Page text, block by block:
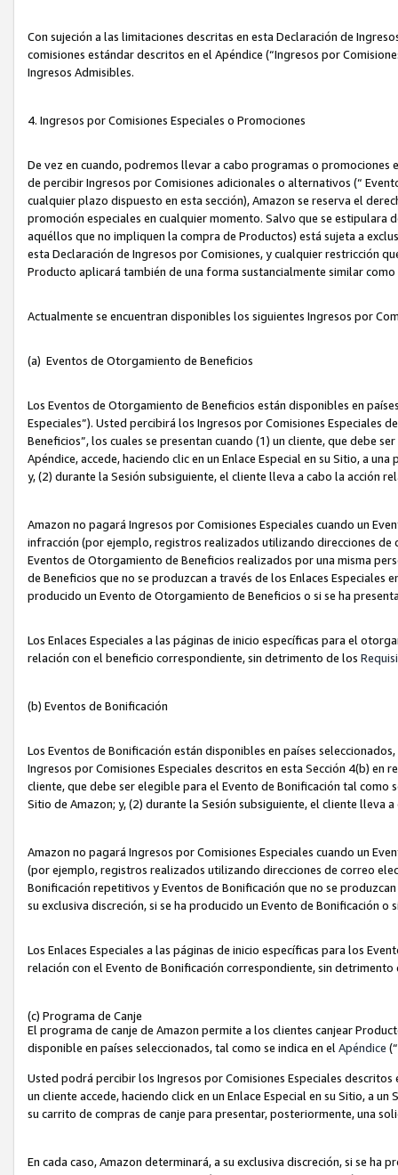
Con sujeción a las limitaciones descritas en esta Declaración de
comisiones estándar descritos en el Apéndice (“Ingresos por
Ingresos Admisibles.
4. Ingresos por Comisiones Especiales o Promociones
De vez en cuando, podremos llevar a cabo programas o
de percibir Ingresos por Comisiones adicionales o alternativos (“
cualquier plazo dispuesto en esta sección), Amazon se reserva el
promoción especiales en cualquier momento. Salvo que se
aquéllos que no impliquen la compra de Productos) está sujeta a
esta Declaración de Ingresos por Comisiones, y cualquier restricción
Producto aplicará también de una forma sustancialmente similar
Actualmente se encuentran disponibles los siguientes Ingresos por
(a) Eventos de Otorgamiento de Beneficios
Los Eventos de Otorgamiento de Beneficios están disponibles en
Especiales”). Usted percibirá los Ingresos por Comisiones Especiales
Beneficios”, los cuales se presentan cuando (1) un cliente, que debe
Apéndice, accede, haciendo clic en un Enlace Especial en su Sitio, a
y, (2) durante la Sesión subsiguiente, el cliente lleva a cabo la acción
Amazon no pagará Ingresos por Comisiones Especiales cuando un
infracción (por ejemplo, registros realizados utilizando direcciones
Eventos de Otorgamiento de Beneficios realizados por una misma
de Beneficios que no se produzcan a través de los Enlaces Especiales
producido un Evento de Otorgamiento de Beneficios o si se ha
Los Enlaces Especiales a las páginas de inicio específicas para el
relación con el beneficio correspondiente, sin detrimento de los
(b) Eventos de Bonificación
Los Eventos de Bonificación están disponibles en países
Ingresos por Comisiones Especiales descritos en esta Sección 4(b) en
cliente, que debe ser elegible para el Evento de Bonificación tal como
Sitio de Amazon; y, (2) durante la Sesión subsiguiente, el cliente lleva
Amazon no pagará Ingresos por Comisiones Especiales cuando un
(por ejemplo, registros realizados utilizando direcciones de correo
Bonificación repetitivos y Eventos de Bonificación que no se
su exclusiva discreción, si se ha producido un Evento de Bonificación
Los Enlaces Especiales a las páginas de inicio específicas para los
relación con el Evento de Bonificación correspondiente, sin
(c) Programa de Canje
El programa de canje de Amazon permite a los clientes canjear
disponible en países seleccionados, tal como se indica en el Apéndice
Usted podrá percibir los Ingresos por Comisiones Especiales
un cliente accede, haciendo click en un Enlace Especial en su Sitio, a
su carrito de compras de canje para presentar, posteriormente, una
En cada caso, Amazon determinará, a su exclusiva discreción, si se